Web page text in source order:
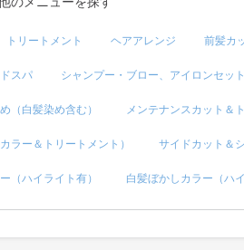
トリートメント ヘアアレンジ 前髪カ
スパ シャンプー・ブロー、アイロンセット
（白髪染め含む） メンテナンスカット＆
ラー＆トリートメント） サイドカット＆
（ハイライト有） 白髪ぼかしカラー（ハ